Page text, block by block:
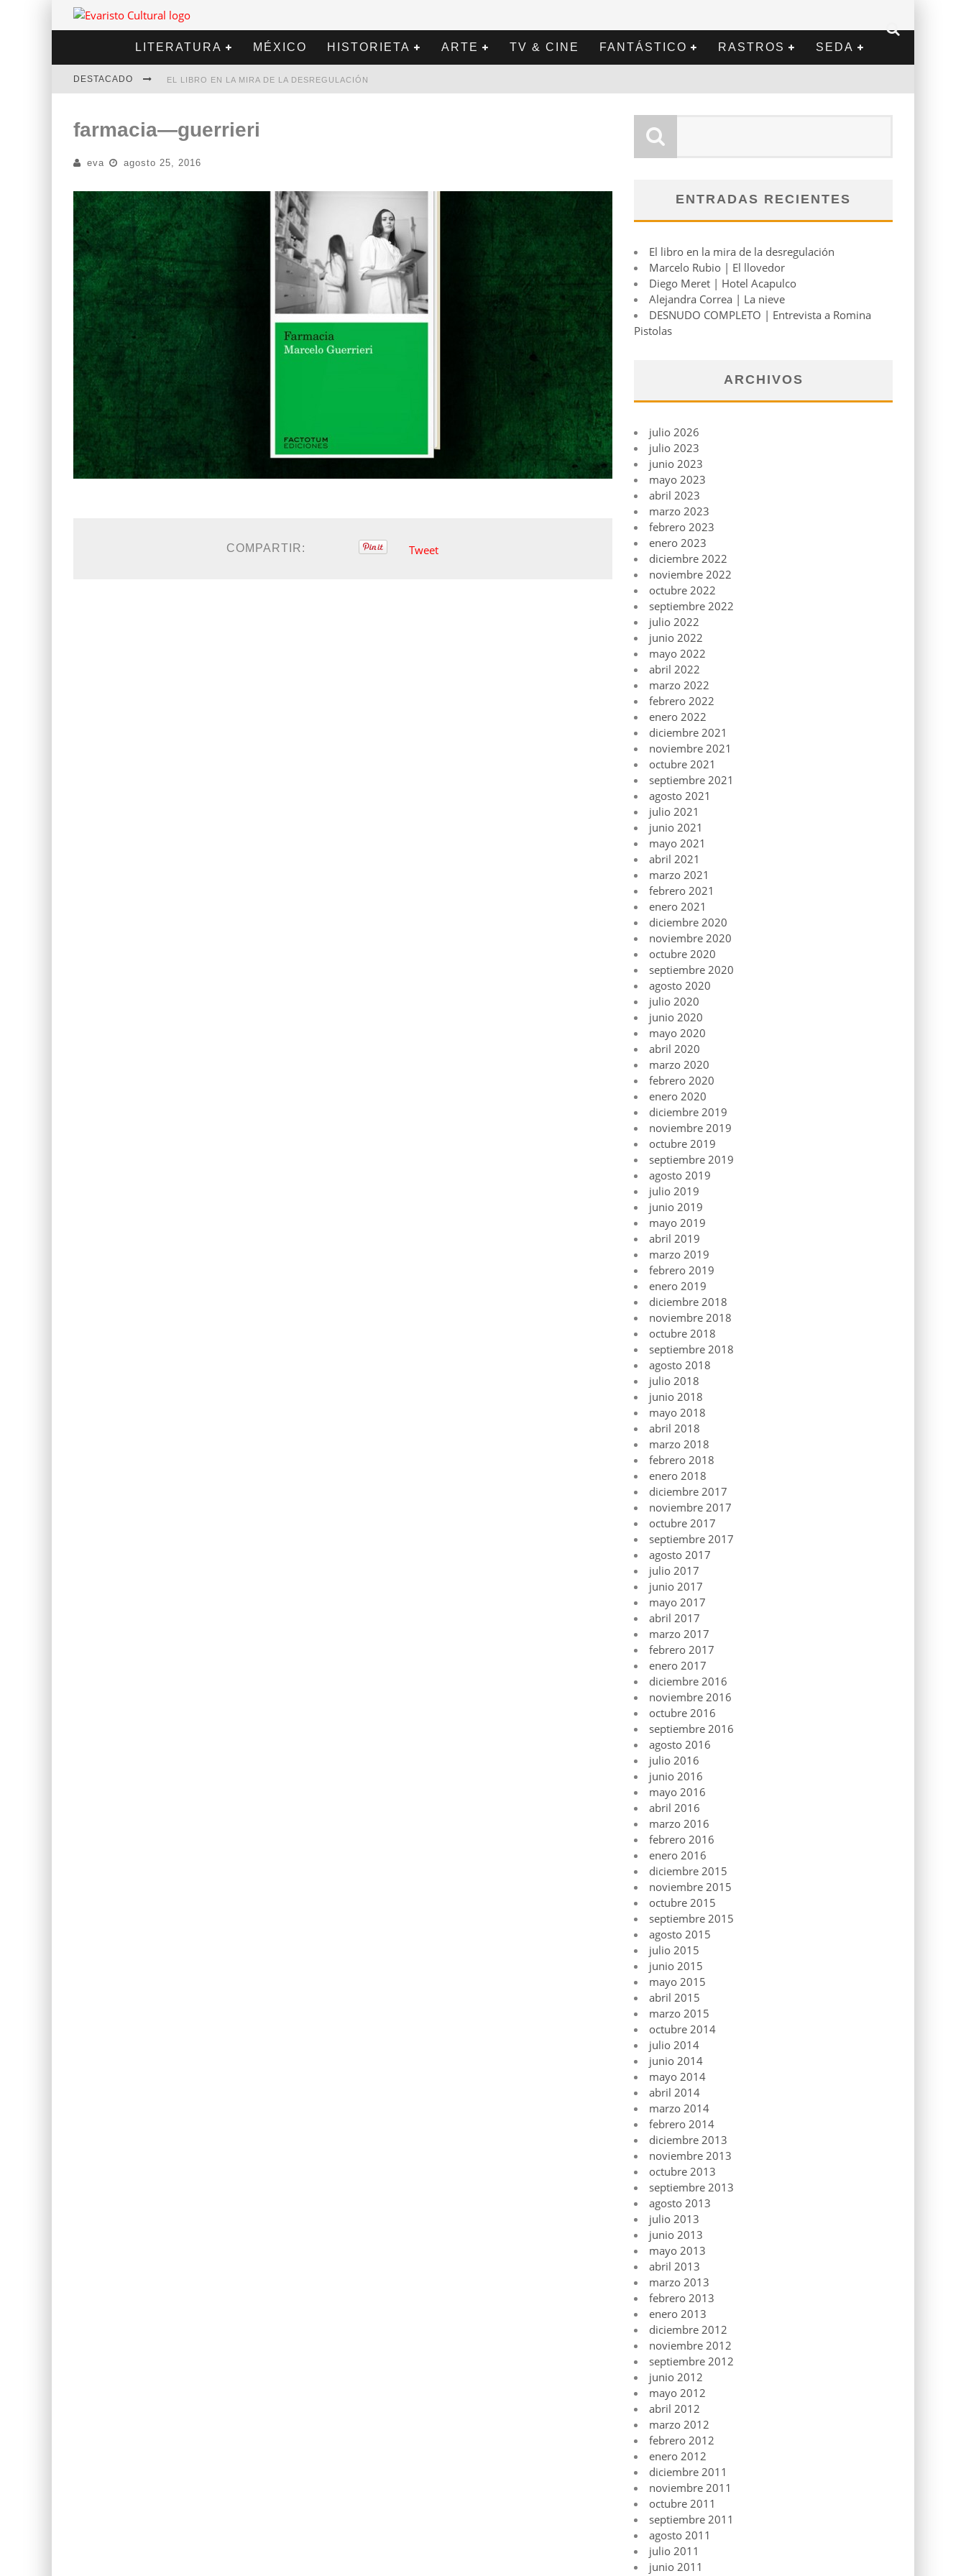
LITERATURA MÉXICO HISTORIETA ARTE TV & CINE FANTÁSTICO RASTROS SEDA
DESTACADO EL LIBRO EN LA MIRA DE LA DESREGULACIÓN
DIEGO MERET | HOTEL ACAPULCO
ALEJANDRA CORREA | LA NIEVE
farmacia—guerrieri
eva agosto 25, 2016
COMPARTIR: Tweet
ENTRADAS RECIENTES
El libro en la mira de la desregulación
Marcelo Rubio | El llovedor
Diego Meret | Hotel Acapulco
Alejandra Correa | La nieve
DESNUDO COMPLETO | Entrevista a Romina
Pistolas
ARCHIVOS
julio 2026
julio 2023
junio 2023
mayo 2023
abril 2023
marzo 2023
febrero 2023
enero 2023
diciembre 2022
noviembre 2022
octubre 2022
septiembre 2022
julio 2022
junio 2022
mayo 2022
abril 2022
marzo 2022
febrero 2022
enero 2022
diciembre 2021
noviembre 2021
octubre 2021
septiembre 2021
agosto 2021
julio 2021
junio 2021
mayo 2021
abril 2021
marzo 2021
febrero 2021
enero 2021
diciembre 2020
noviembre 2020
octubre 2020
septiembre 2020
agosto 2020
julio 2020
junio 2020
mayo 2020
abril 2020
marzo 2020
febrero 2020
enero 2020
diciembre 2019
noviembre 2019
octubre 2019
septiembre 2019
agosto 2019
julio 2019
junio 2019
mayo 2019
abril 2019
marzo 2019
febrero 2019
enero 2019
diciembre 2018
noviembre 2018
octubre 2018
septiembre 2018
agosto 2018
julio 2018
junio 2018
mayo 2018
abril 2018
marzo 2018
febrero 2018
enero 2018
diciembre 2017
noviembre 2017
octubre 2017
septiembre 2017
agosto 2017
julio 2017
junio 2017
mayo 2017
abril 2017
marzo 2017
febrero 2017
enero 2017
diciembre 2016
noviembre 2016
octubre 2016
septiembre 2016
agosto 2016
julio 2016
junio 2016
mayo 2016
abril 2016
marzo 2016
febrero 2016
enero 2016
diciembre 2015
noviembre 2015
octubre 2015
septiembre 2015
agosto 2015
julio 2015
junio 2015
mayo 2015
abril 2015
marzo 2015
octubre 2014
julio 2014
junio 2014
mayo 2014
abril 2014
marzo 2014
febrero 2014
diciembre 2013
noviembre 2013
octubre 2013
septiembre 2013
agosto 2013
julio 2013
junio 2013
mayo 2013
abril 2013
marzo 2013
febrero 2013
enero 2013
diciembre 2012
noviembre 2012
septiembre 2012
junio 2012
mayo 2012
abril 2012
marzo 2012
febrero 2012
enero 2012
diciembre 2011
noviembre 2011
octubre 2011
septiembre 2011
agosto 2011
julio 2011
junio 2011